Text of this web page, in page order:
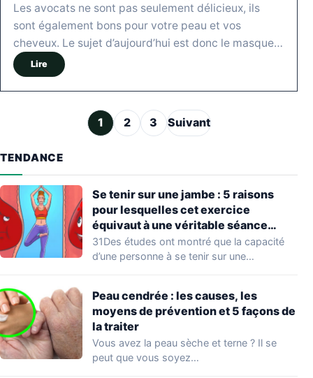
Les avocats ne sont pas seulement délicieux, ils
sont également bons pour votre peau et vos
cheveux. Le sujet d’aujourd’hui est donc le masque…
Lire
Pagination des publications
1 2 3 Suivant
TENDANCE
Se tenir sur une jambe : 5 raisons
pour lesquelles cet exercice
équivaut à une véritable séance
d’entraînement
31Des études ont montré que la capacité
d’une personne à se tenir sur une…
Peau cendrée : les causes, les
moyens de prévention et 5 façons de
la traiter
Vous avez la peau sèche et terne ? Il se
peut que vous soyez…